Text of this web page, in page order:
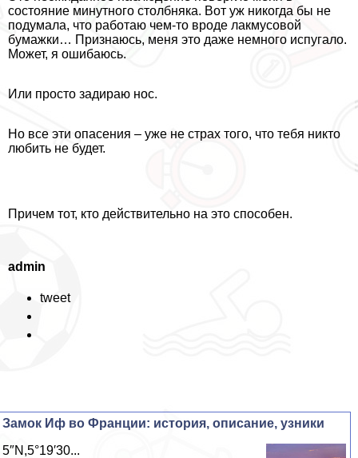
состояние минутного столбняка. Вот уж никогда бы не
подумала, что работаю чем-то вроде лакмусовой
бумажки… Признаюсь, меня это даже немного испугало.
Может, я ошибаюсь.
Или просто задираю нос.
Но все эти опасения – уже не страх того, что тебя никто
любить не будет.
Причем тот, кто действительно на это способен.
admin
tweet
Замок Иф во Франции: история, описание, узники
5″N,5°19′30...